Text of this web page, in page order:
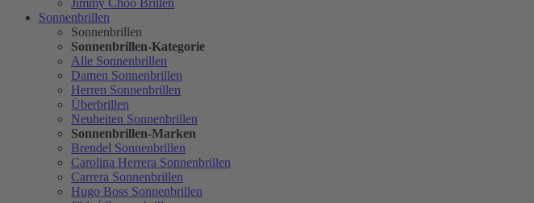
Jimmy Choo Brillen
Sonnenbrillen
Sonnenbrillen
Sonnenbrillen-Kategorie
Alle Sonnenbrillen
Damen Sonnenbrillen
Herren Sonnenbrillen
Überbrillen
Neuheiten Sonnenbrillen
Sonnenbrillen-Marken
Brendel Sonnenbrillen
Carolina Herrera Sonnenbrillen
Carrera Sonnenbrillen
Hugo Boss Sonnenbrillen